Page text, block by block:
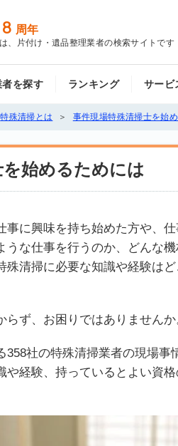
8 周年
、片付け・遺品整理業者の検索サイトです
者を探す ランキング サービ
特殊清掃とは 事件現場特殊清掃士を始
始めるためには
事に興味を持ち始めた方や、
うな仕事を行うのか、どんな
殊清掃に必要な知識や経験は
ず、お困りではありませんか
358社の特殊清掃業者の現場事
や経験、持っているとよい資